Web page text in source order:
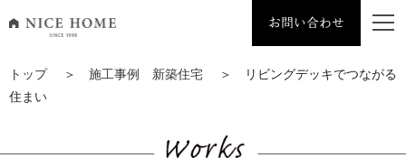
ナイスホーム トップページへ移動
お問い合わせ
トップ ＞ 施工事例 新築住宅 ＞ リビングデッキでつながる
住まい